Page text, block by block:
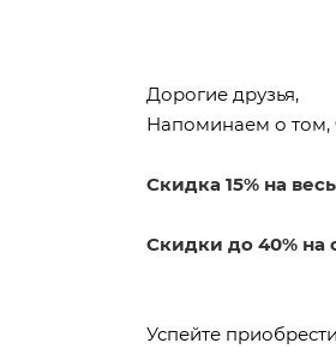
Дорогие друзья,
Напоминаем о том,
Скидка 15% на
Скидки до 40% на
Успейте